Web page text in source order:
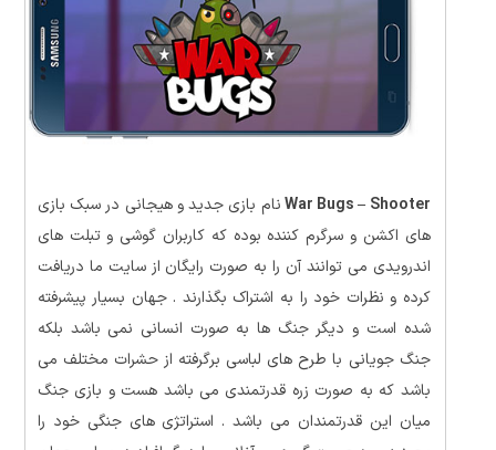
War Bugs – Shooterنام بازی جدید و هیجانی در سبک بازی
های اکشن و سرگرم کننده بوده که کاربران گوشی و تبلت های
اندرویدی می توانند آن را به صورت رایگان از سایت ما دریافت
کرده و نظرات خود را به اشتراک بگذارند . جهان بسیار پیشرفته
شده است و دیگر جنگ ها به صورت انسانی نمی باشد بلکه
جنگ جویانی با طرح های لباسی برگرفته از حشرات مختلف می
باشد که به صورت زره قدرتمندی می باشد هست و بازی جنگ
میان این قدرتمندان می باشد . استراتژی های جنگی خود را